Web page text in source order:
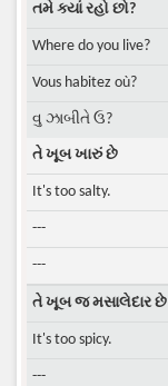
તમે ક્યાં રહો છો?
Where do you live?
Vous habitez où?
વુ ઝાબીતે ઉ?
તે ખૂબ ખારું છે
It's too salty.
---
---
તે ખૂબ જ મસાલેદાર છે
It's too spicy.
---